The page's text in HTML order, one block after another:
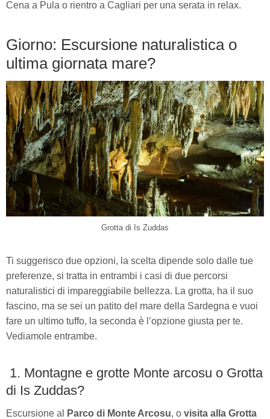
Cena a Pula o rientro a Cagliari per una serata in relax.
Giorno: Escursione naturalistica o
ultima giornata mare?
Grotta di Is Zuddas
Ti suggerisco due opzioni, la scelta dipende solo dalle tue
preferenze, si tratta in entrambi i casi di due percorsi
naturalistici di impareggiabile bellezza. La grotta, ha il suo
fascino, ma se sei un patito del mare della Sardegna e vuoi
fare un ultimo tuffo, la seconda è l’opzione giusta per te.
Vediamole entrambe.
1. Montagne e grotte Monte arcosu o Grotta
di Is Zuddas?
Escursione al Parco di Monte Arcosu, o visita alla Grotta